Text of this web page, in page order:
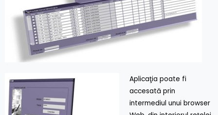
Aplicaţia poate fi
accesată prin
intermediul unui browser